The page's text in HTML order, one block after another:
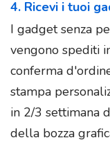
4. Ricevi i tuoi
I gadget senza
vengono spediti
conferma
stampa
in 2/3 settimana
della bozza